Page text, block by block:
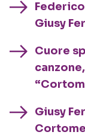
Giusy
Cuore
Giusy